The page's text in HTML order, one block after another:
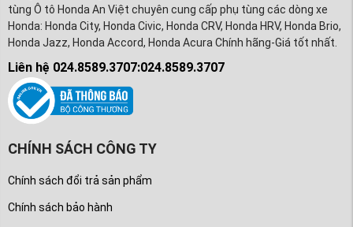
tùng Ô tô Honda An Việt chuyên cung cấp phụ tùng các dòng xe
Honda: Honda City, Honda Civic, Honda CRV, Honda HRV, Honda Brio,
Honda Jazz, Honda Accord, Honda Acura Chính hãng-Giá tốt nhất.
Liên hệ 024.8589.3707:024.8589.3707
CHÍNH SÁCH CÔNG TY
Chính sách đổi trả sản phẩm
Chính sách bảo hành